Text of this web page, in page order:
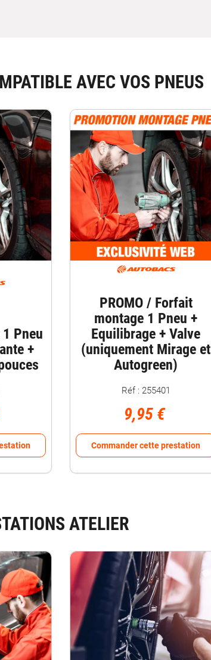
AVEC VOS PNEUS
Pneu
+
PROMO / Forfait
montage 1 Pneu +
Equilibrage + Valve
(uniquement Mirage et
Autogreen)
Réf : 255401
9,95 €
Commander cette prestation
ATELIER